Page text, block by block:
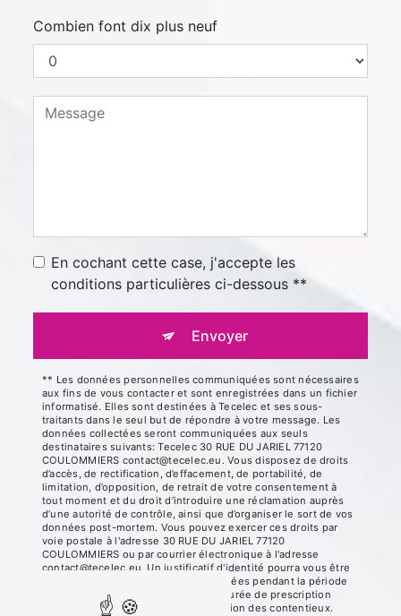
Combien font dix plus neuf
En cochant cette case, j'accepte les
conditions particulières ci-dessous **
Envoyer
** Les données personnelles communiquées sont nécessaires
aux fins de vous contacter et sont enregistrées dans un fichier
informatisé. Elles sont destinées à Tecelec et ses sous-
traitants dans le seul but de répondre à votre message. Les
données collectées seront communiquées aux seuls
destinataires suivants: Tecelec 30 RUE DU JARIEL 77120
COULOMMIERS contact@tecelec.eu. Vous disposez de droits
d’accès, de rectification, d’effacement, de portabilité, de
limitation, d’opposition, de retrait de votre consentement à
tout moment et du droit d’introduire une réclamation auprès
d’une autorité de contrôle, ainsi que d’organiser le sort de vos
données post-mortem. Vous pouvez exercer ces droits par
voie postale à l'adresse 30 RUE DU JARIEL 77120
COULOMMIERS ou par courrier électronique à l'adresse
contact@tecelec.eu. Un justificatif d'identité pourra vous être
demandé. Nous conservons vos données pendant la période
de prise de contact puis pendant la durée de prescription
légale aux fins probatoires et de gestion des contentieux.